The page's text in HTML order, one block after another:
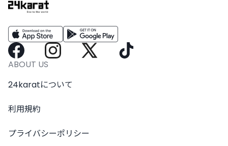
ABOUT US
24karatについて
利用規約
プライバシーポリシー